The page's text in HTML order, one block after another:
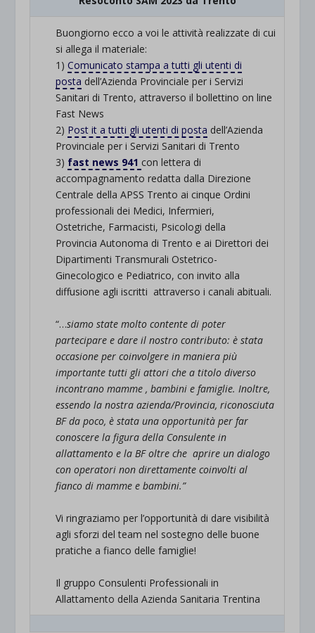
Buongiorno ecco a voi le attività realizzate di cui
si allega il materiale:
1)Comunicato stampa a tutti gli utenti di
posta dell’Azienda Provinciale per i Servizi
Sanitari di Trento, attraverso il bollettino on line
Fast News
2) Post it a tutti gli utenti di posta dell’Azienda
Provinciale per i Servizi Sanitari di Trento
3) fast news 941 con lettera di
accompagnamento redatta dalla Direzione
Centrale della APSS Trento ai cinque Ordini
professionali dei Medici, Infermieri,
Ostetriche, Farmacisti, Psicologi della
Provincia Autonoma di Trento e ai Direttori dei
Dipartimenti Transmurali Ostetrico-
Ginecologico e Pediatrico, con invito alla
diffusione agli iscritti attraverso i canali abituali.
“…siamo state molto contente di poter
partecipare e dare il nostro contributo: è stata
occasione per coinvolgere in maniera più
importante tutti gli attori che a titolo diverso
incontrano mamme , bambini e famiglie. Inoltre,
essendo la nostra azienda/Provincia, riconosciuta
BF da poco, è stata una opportunità per far
conoscere la figura della Consulente in
allattamento e la BF oltre che aprire un dialogo
con operatori non direttamente coinvolti al
fianco di mamme e bambini.”
Vi ringraziamo per l’opportunità di dare visibilità
agli sforzi del team nel sostegno delle buone
pratiche a fianco delle famiglie!
Il gruppo Consulenti Professionali in
Allattamento della Azienda Sanitaria Trentina